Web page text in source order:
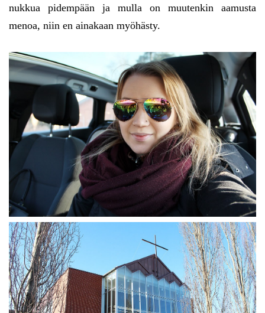
nukkua pidempään ja mulla on muutenkin aamusta
menoa, niin en ainakaan myöhästy.